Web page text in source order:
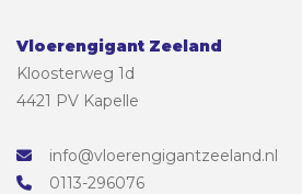
Vloerengigant Zeeland
Kloosterweg 1d
4421 PV Kapelle
info@vloerengigantzeeland.nl
0113-296076